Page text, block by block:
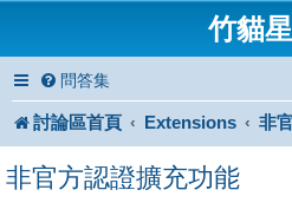
竹貓
問答集
討論區首頁 Extensions 非
非官方認證擴充功能